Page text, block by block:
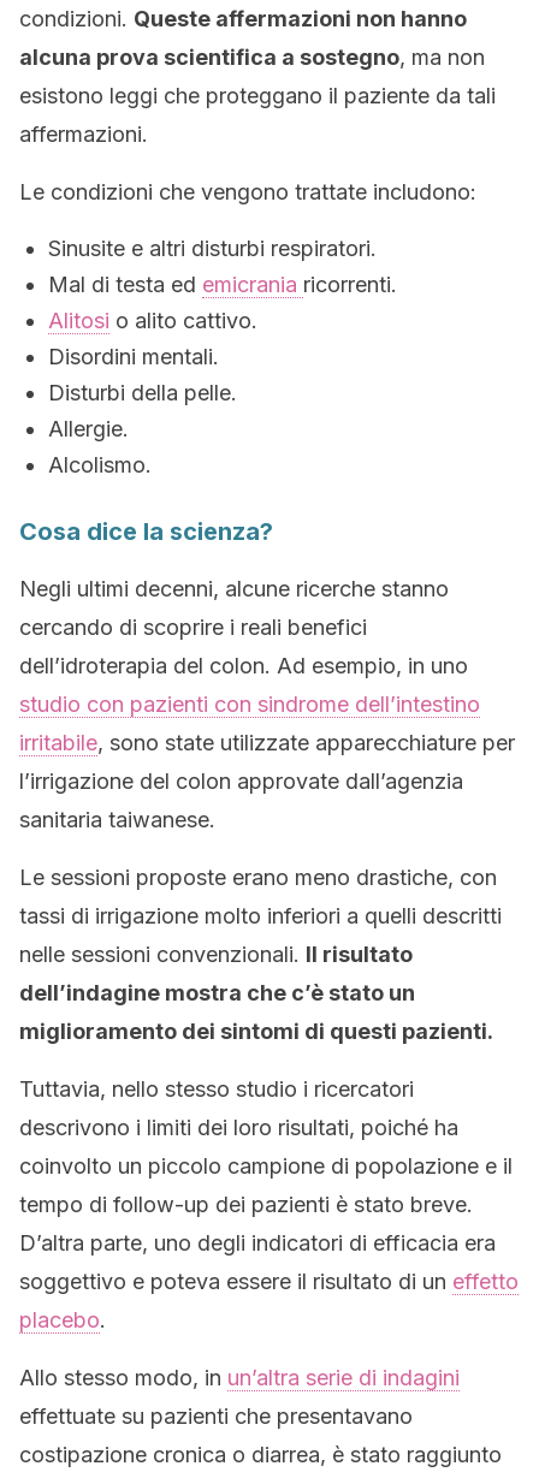
condizioni. Queste affermazioni non hanno
alcuna prova scientifica a sostegno, ma non
esistono leggi che proteggano il paziente da tali
affermazioni.
Le condizioni che vengono trattate includono:
Sinusite e altri disturbi respiratori.
Mal di testa ed emicrania ricorrenti.
Alitosi o alito cattivo.
Disordini mentali.
Disturbi della pelle.
Allergie.
Alcolismo.
Cosa dice la scienza?
Negli ultimi decenni, alcune ricerche stanno
cercando di scoprire i reali benefici
dell’idroterapia del colon. Ad esempio, in uno
studio con pazienti con sindrome dell’intestino
irritabile, sono state utilizzate apparecchiature per
l’irrigazione del colon approvate dall’agenzia
sanitaria taiwanese.
Le sessioni proposte erano meno drastiche, con
tassi di irrigazione molto inferiori a quelli descritti
nelle sessioni convenzionali. Il risultato
dell’indagine mostra che c’è stato un
miglioramento dei sintomi di questi pazienti.
Tuttavia, nello stesso studio i ricercatori
descrivono i limiti dei loro risultati, poiché ha
coinvolto un piccolo campione di popolazione e il
tempo di follow-up dei pazienti è stato breve.
D’altra parte, uno degli indicatori di efficacia era
soggettivo e poteva essere il risultato di un effetto
placebo.
Allo stesso modo, in un’altra serie di indagini
effettuate su pazienti che presentavano
costipazione cronica o diarrea, è stato raggiunto